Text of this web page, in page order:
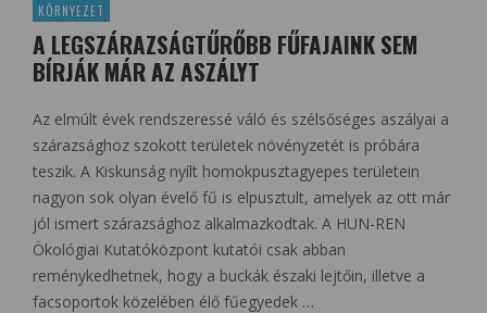
KÖRNYEZET
A LEGSZÁRAZSÁGTŰRŐBB FŰFAJAINK SEM
BÍRJÁK MÁR AZ ASZÁLYT
Az elmúlt évek rendszeressé váló és szélsőséges aszályai a
szárazsághoz szokott területek növényzetét is próbára
teszik. A Kiskunság nyílt homokpusztagyepes területein
nagyon sok olyan évelő fű is elpusztult, amelyek az ott már
jól ismert szárazsághoz alkalmazkodtak. A HUN-REN
Ökológiai Kutatóközpont kutatói csak abban
reménykedhetnek, hogy a buckák északi lejtőin, illetve a
facsoportok közelében élő fűegyedek …